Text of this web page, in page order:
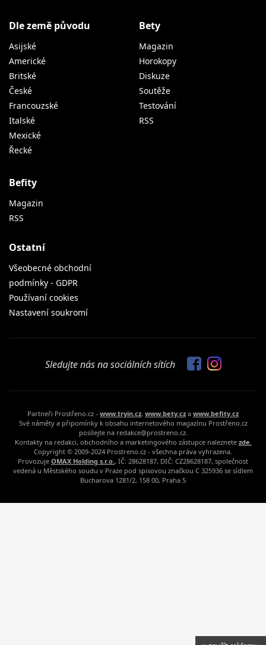
Dle země původu
Asijské
Americké
Britské
České
Francouzské
Italské
Mexické
Řecké
Bety
Magazin
Horokopy
Diskuze
Soutěže
Testování
RSS
Befity
Magazin
RSS
Ostatní
Všeobecné obchodní
podmínky - GDPR
Používaní cookies
Nastavení soukromí
Sledujte nás na sociálních sítích
Partneři Prostřeno.cz - www.tryin.cz, www.bety.cz a www.befity.cz
Své náměty a připomínky k obsahu internetového magazínu Prostřeno.cz
posílejte na redakce@prostreno.cz.
Kontakty na redakci, obchodního a marketingového zástupce naleznete zde.
Copyright © 2009-2024 Prostreno.cz - všechna práva vyhrazena.
Provozuje OMAX Holding s.r.o., IČ: 28628187, DIČ: CZ28628187, společnost
vedená u Městského soudu v Praze pod spisovou značkou C 325936 se sídlem
Bucharova 1281/2, 158 00, Praha 5